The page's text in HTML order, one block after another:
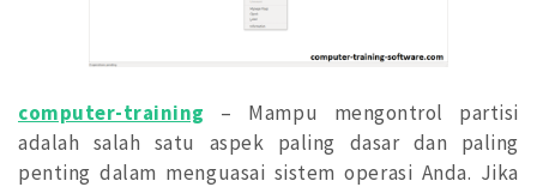
computer-training – Mampu mengontrol partisi
adalah salah satu aspek paling dasar dan paling
penting dalam menguasai sistem operasi Anda. Jika